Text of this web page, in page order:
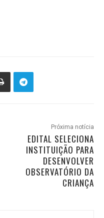
Próxima notícia
EDITAL SELECIONA
INSTITUIÇÃO PARA
DESENVOLVER
OBSERVATÓRIO DA
CRIANÇA